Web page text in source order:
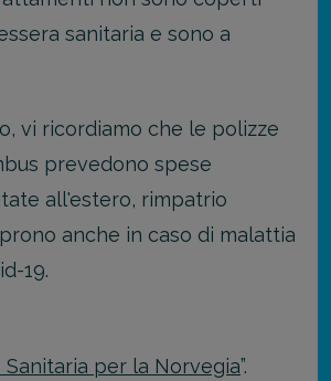
sanitaria e sono a
vi ricordiamo che le polizze
prevedono spese
all'estero, rimpatrio
anche in caso di malattia
19.
Sanitaria per la Norvegia”.